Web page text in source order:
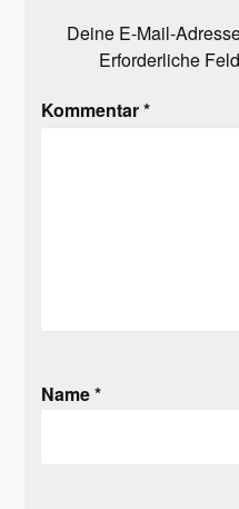
Deine E-Mail-
Erforderliche
Kommentar*
Name*